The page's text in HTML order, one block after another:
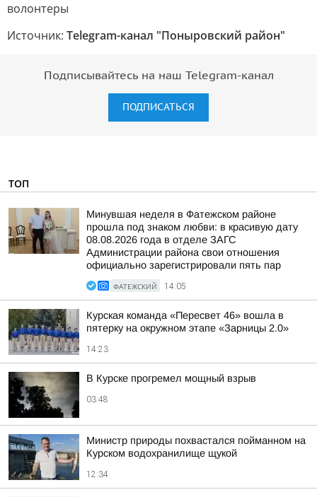
волонтеры
Источник: Telegram-канал "Поныровский район"
Подписывайтесь на наш Telegram-канал
ПОДПИСАТЬСЯ
ТОП
Минувшая неделя в Фатежском районе
прошла под знаком любви: в красивую дату
08.08.2026 года в отделе ЗАГС
Администрации района свои отношения
официально зарегистрировали пять пар
ФАТЕЖСКИЙ 14:05
Курская команда «Пересвет 46» вошла в
пятерку на окружном этапе «Зарницы 2.0»
14:23
В Курске прогремел мощный взрыв
03:48
Министр природы похвастался пойманном на
Курском водохранилище щукой
12:34